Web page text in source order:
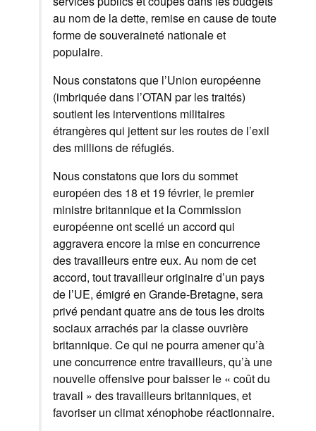
au nom de la dette, remise en cause de toute
forme de souveraineté nationale et
populaire.
Nous constatons que l’Union européenne
(imbriquée dans l’OTAN par les traités)
soutient les interventions militaires
étrangères qui jettent sur les routes de l’exil
des millions de réfugiés.
Nous constatons que lors du sommet
européen des 18 et 19 février, le premier
ministre britannique et la Commission
européenne ont scellé un accord qui
aggravera encore la mise en concurrence
des travailleurs entre eux. Au nom de cet
accord, tout travailleur originaire d’un pays
de l’UE, émigré en Grande-Bretagne, sera
privé pendant quatre ans de tous les droits
sociaux arrachés par la classe ouvrière
britannique. Ce qui ne pourra amener qu’à
une concurrence entre travailleurs, qu’à une
nouvelle offensive pour baisser le « coût du
travail » des travailleurs britanniques, et
favoriser un climat xénophobe réactionnaire.